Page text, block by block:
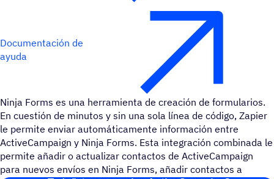
Documentación de
ayuda
Ninja Forms es una herramienta de creación de formularios.
En cuestión de minutos y sin una sola línea de código, Zapier
le permite enviar automáticamente información entre
ActiveCampaign y Ninja Forms. Esta integración combinada le
permite añadir o actualizar contactos de ActiveCampaign
para nuevos envíos en Ninja Forms, añadir contactos a